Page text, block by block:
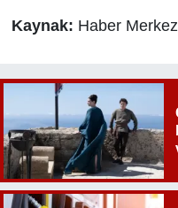
Kaynak: Haber